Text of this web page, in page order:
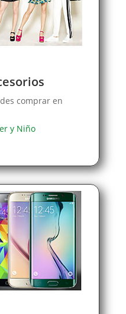
comprar en
y Niño